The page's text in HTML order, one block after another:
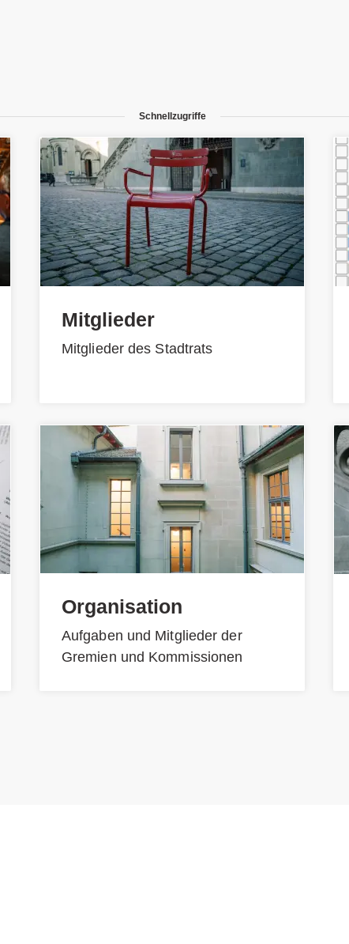
Schnellzugriffe
Mitglieder
Mitglieder des Stadtrats
Organisation
Aufgaben und Mitglieder der
Gremien und Kommissionen